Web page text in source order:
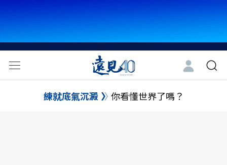
練就底氣沉澱 你看懂世界了嗎？